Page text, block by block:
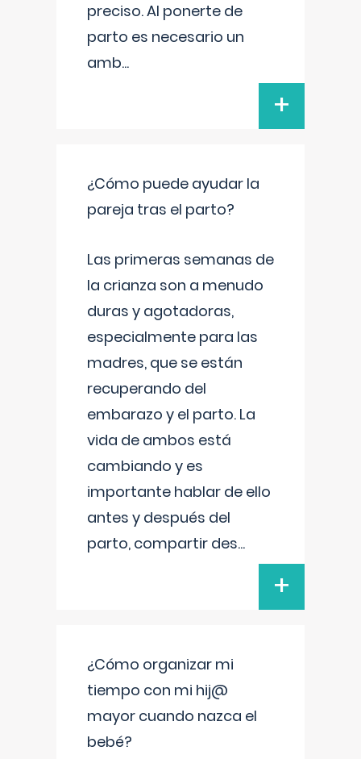
preciso. Al ponerte de
parto es necesario un
amb...
+
¿Cómo puede ayudar la
pareja tras el parto?
Las primeras semanas de
la crianza son a menudo
duras y agotadoras,
especialmente para las
madres, que se están
recuperando del
embarazo y el parto. La
vida de ambos está
cambiando y es
importante hablar de ello
antes y después del
parto, compartir des...
+
¿Cómo organizar mi
tiempo con mi hij@
mayor cuando nazca el
bebé?